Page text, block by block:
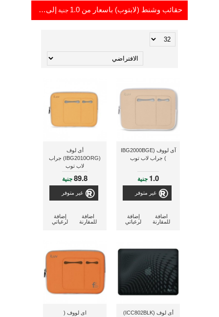
حقائب وشنط (لابتوب) باسعار من 1.0 جنية إلى 1,299.0
آى لووف (IBG2000BGE
) جراب لاب توب
1.0 جنية
غير متوفر
إضافة
لرغباتي
اضافة
للمقارنة
أى لوف
(IBG2010ORG) جراب
لاب توب
89.8جنية
غير متوفر
إضافة
لرغباتي
اضافة
للمقارنة
أى لوف (ICC802BLK)
اى لووف (